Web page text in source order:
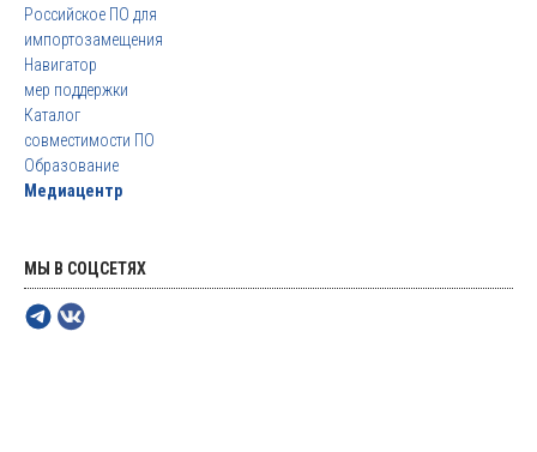
Российское ПО для
импортозамещения
Навигатор
мер поддержки
Каталог
совместимости ПО
Образование
Медиацентр
МЫ В СОЦСЕТЯХ